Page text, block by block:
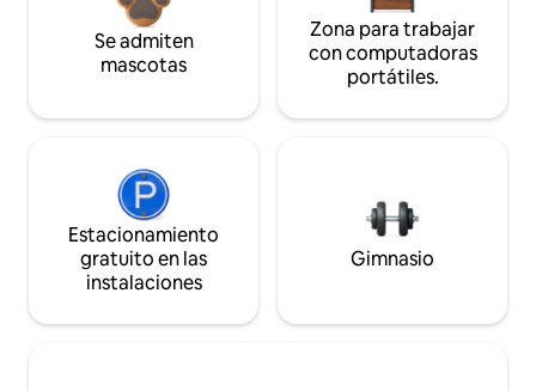
Se admiten
mascotas
Zona para trabajar
con computadoras
portátiles.
Estacionamiento
gratuito en las
instalaciones
Gimnasio